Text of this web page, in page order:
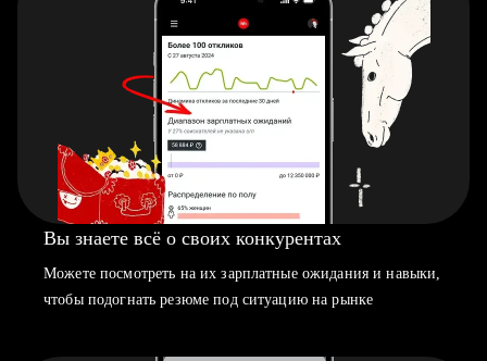
Вы знаете всё о своих конкурентах
Можете посмотреть на их зарплатные ожидания и навыки,
чтобы подогнать резюме под ситуацию на рынке